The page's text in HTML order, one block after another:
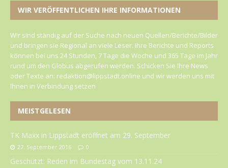
WIR VERÖFFENTLICHEN IHRE INFORMATIONEN
Wir sind ständig auf der Suche nach neuen Quellen/Berichte/Bilder
und bringen sie Regional an viele Leser. Ihre Berichte und Reports
können bei uns 24 Stunden, 7 Tage die Woche und 365 Tage im Jahr
rund um den Globus abgerufen werden. Schicken Sie Ihre News
oder Texte an: redaktion@lippstadt.online und wir werden uns mit
Ihnen in Verbindung setzen
MEISTGELESEN
TK Maxx in Lippstadt eröffnet am 29. September
27. September 2016 0
Geschützt: Reden im Bundestag vom 13.11.24